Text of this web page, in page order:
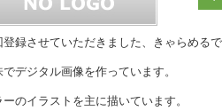
登録させていただきました、きゃらめるで
でデジタル画像を作っています。
ーのイラストを主に描いています。